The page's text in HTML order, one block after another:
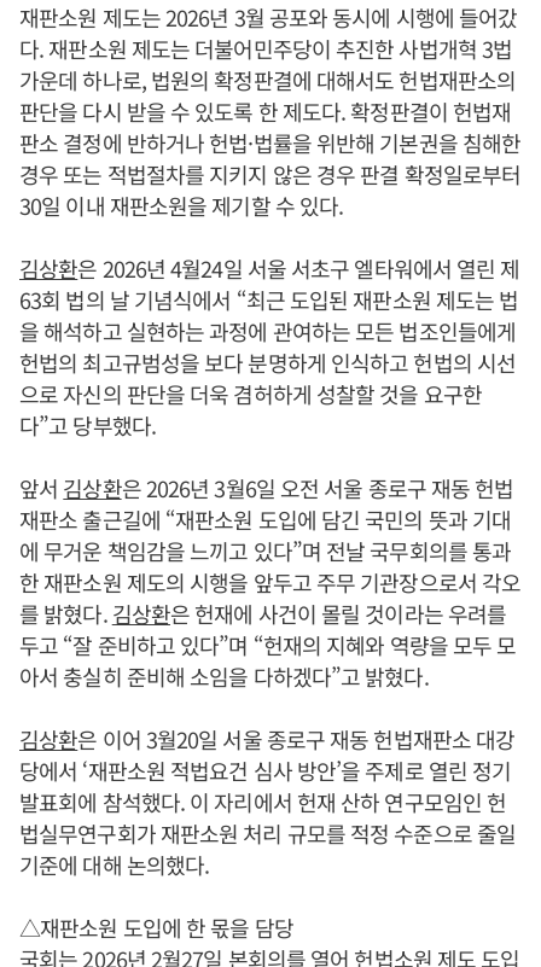
재판소원 제도는 2026년 3월 공포와 동시에 시행에 들어갔
다. 재판소원 제도는 더불어민주당이 추진한 사법개혁 3법
가운데 하나로, 법원의 확정판결에 대해서도 헌법재판소의
판단을 다시 받을 수 있도록 한 제도다. 확정판결이 헌법재
판소 결정에 반하거나 헌법·법률을 위반해 기본권을 침해한
경우 또는 적법절차를 지키지 않은 경우 판결 확정일로부터
30일 이내 재판소원을 제기할 수 있다.
김상환은 2026년 4월24일 서울 서초구 엘타워에서 열린 제
63회 법의 날 기념식에서 “최근 도입된 재판소원 제도는 법
을 해석하고 실현하는 과정에 관여하는 모든 법조인들에게
헌법의 최고규범성을 보다 분명하게 인식하고 헌법의 시선
으로 자신의 판단을 더욱 겸허하게 성찰할 것을 요구한
다”고 당부했다.
앞서 김상환은 2026년 3월6일 오전 서울 종로구 재동 헌법
재판소 출근길에 “재판소원 도입에 담긴 국민의 뜻과 기대
에 무거운 책임감을 느끼고 있다”며 전날 국무회의를 통과
한 재판소원 제도의 시행을 앞두고 주무 기관장으로서 각오
를 밝혔다.김상환은 헌재에 사건이 몰릴 것이라는 우려를
두고 “잘 준비하고 있다”며 “헌재의 지혜와 역량을 모두 모
아서 충실히 준비해 소임을 다하겠다”고 밝혔다.
김상환은 이어 3월20일 서울 종로구 재동 헌법재판소 대강
당에서 ‘재판소원 적법요건 심사 방안’을 주제로 열린 정기
발표회에 참석했다. 이 자리에서 헌재 산하 연구모임인 헌
법실무연구회가 재판소원 처리 규모를 적정 수준으로 줄일
기준에 대해 논의했다.
△재판소원 도입에 한 몫을 담당
국회는 2026년 2월27일 본회의를 열어 헌법소원 제도 도입